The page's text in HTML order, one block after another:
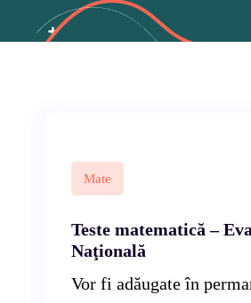
Mate
Teste matematică –
Naţională
Vor fi adăugate în